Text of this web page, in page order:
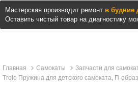
Мастерская производит ремонт в будние
Оставить чистый товар на диагностику
Главная Самокаты Запчасти для
Trolo Пружина для детского самоката, П-